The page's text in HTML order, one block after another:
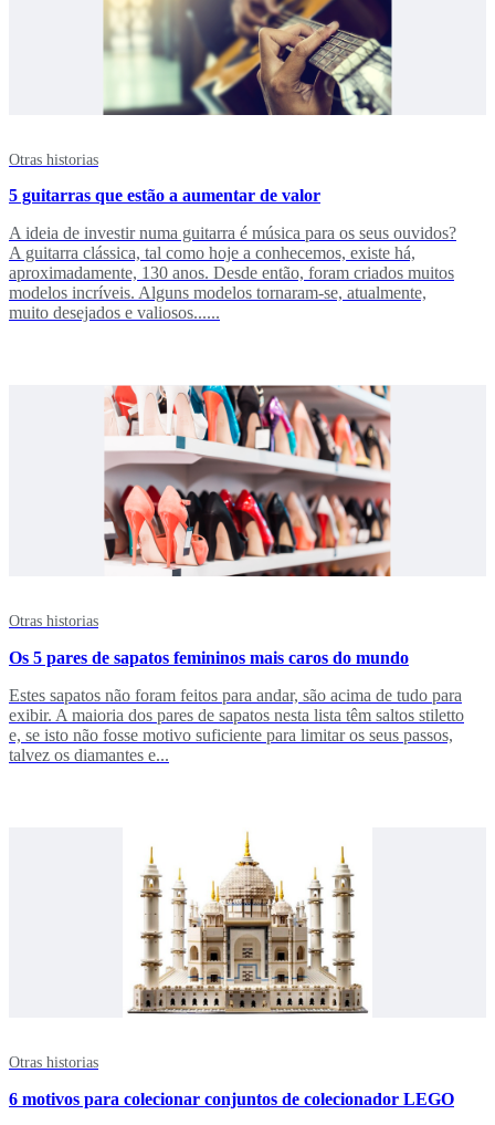
Otras historias
5 guitarras que estão a aumentar de valor
A ideia de investir numa guitarra é música para os seus ouvidos?
A guitarra clássica, tal como hoje a conhecemos, existe há,
aproximadamente, 130 anos. Desde então, foram criados muitos
modelos incríveis. Alguns modelos tornaram-se, atualmente,
muito desejados e valiosos......
Otras historias
Os 5 pares de sapatos femininos mais caros do mundo
Estes sapatos não foram feitos para andar, são acima de tudo para
exibir. A maioria dos pares de sapatos nesta lista têm saltos stiletto
e, se isto não fosse motivo suficiente para limitar os seus passos,
talvez os diamantes e...
Otras historias
6 motivos para colecionar conjuntos de colecionador LEGO